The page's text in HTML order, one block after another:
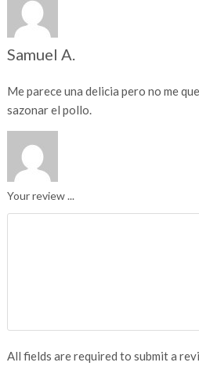
Samuel A.
Me parece una delicia pero no me
sazonar el pollo.
Your review ...
All fields are required to submit a